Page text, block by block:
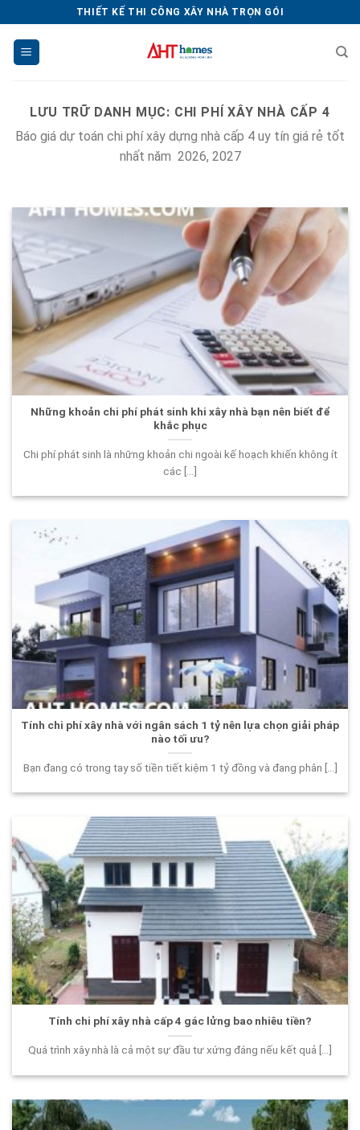
dung
THIẾT KẾ THI CÔNG XÂY NHÀ TRỌN GÓI
LƯU TRỮ DANH MỤC: CHI PHÍ XÂY NHÀ CẤP 4
Báo giá dự toán chi phí xây dựng nhà cấp 4 uy tín giá rẻ tốt
nhất năm 2026, 2027
Những khoản chi phí phát sinh khi xây nhà bạn nên biết để
khắc phục
Chi phí phát sinh là những khoản chi ngoài kế hoạch khiến không ít
các [...]
Tính chi phí xây nhà với ngân sách 1 tỷ nên lựa chọn giải pháp
nào tối ưu?
Bạn đang có trong tay số tiền tiết kiệm 1 tỷ đồng và đang phân [...]
Tính chi phí xây nhà cấp 4 gác lửng bao nhiêu tiền?
Quá trình xây nhà là cả một sự đầu tư xứng đáng nếu kết quả [...]